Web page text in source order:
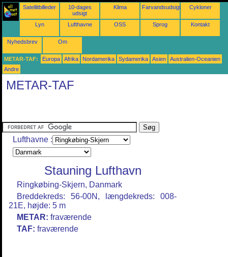
Satellitbilleder
10-dages
udsigt
Klima Farvandsudsigter Cykloner
Lyn Lufthavne OSS Sprog Kontakt
Nyhedsbrev Om
METAR-TAF: Europa Afrika Nordamerika Sydamerika Asien
Australien-Oceanien
Andre
METAR-TAF
Lufthavne :
Stauning Lufthavn
Ringkøbing-Skjern, Danmark
Breddekreds: 56-00N, længdekreds: 008-
21E, højde: 5 m
METAR: fraværende
TAF: fraværende